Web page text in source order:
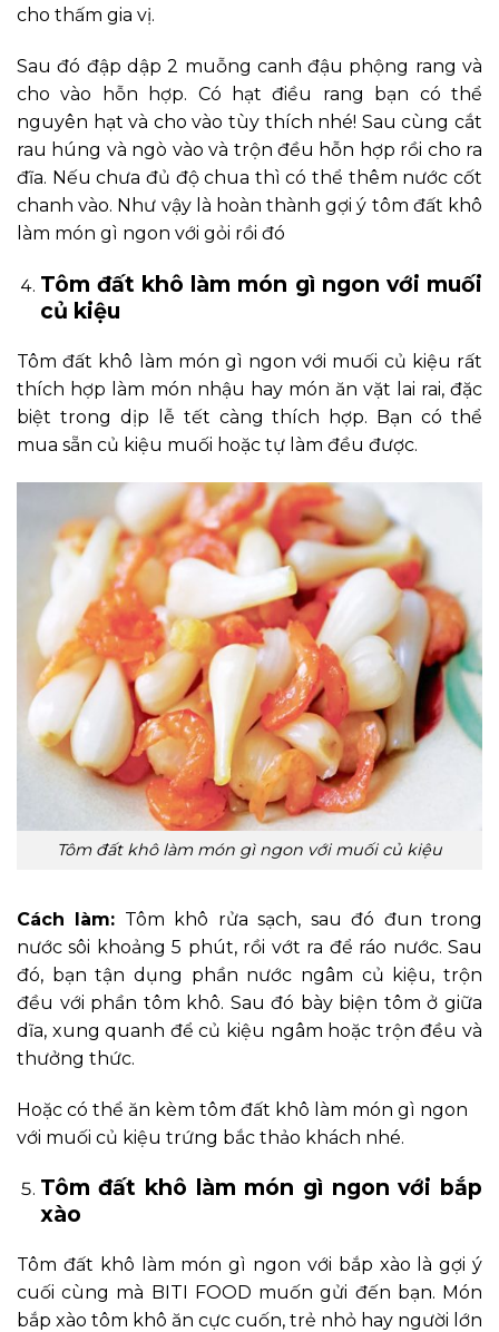
cho thấm gia vị.
Sau đó đập dập 2 muỗng canh đậu phộng rang và
cho vào hỗn hợp. Có hạt điều rang bạn có thể
nguyên hạt và cho vào tùy thích nhé! Sau cùng cắt
rau húng và ngò vào và trộn đều hỗn hợp rồi cho ra
đĩa. Nếu chưa đủ độ chua thì có thể thêm nước cốt
chanh vào. Như vậy là hoàn thành gợi ý tôm đất khô
làm món gì ngon với gỏi rồi đó
Tôm đất khô làm món gì ngon với muối
củ kiệu
Tôm đất khô làm món gì ngon với muối củ kiệu rất
thích hợp làm món nhậu hay món ăn vặt lai rai, đặc
biệt trong dịp lễ tết càng thích hợp. Bạn có thể
mua sẵn củ kiệu muối hoặc tự làm đều được.
Tôm đất khô làm món gì ngon với muối củ kiệu
Cách làm: Tôm khô rửa sạch, sau đó đun trong
nước sôi khoảng 5 phút, rồi vớt ra để ráo nước. Sau
đó, bạn tận dụng phần nước ngâm củ kiệu, trộn
đều với phần tôm khô. Sau đó bày biện tôm ở giữa
dĩa, xung quanh để củ kiệu ngâm hoặc trộn đều và
thưởng thức.
Hoặc có thể ăn kèm tôm đất khô làm món gì ngon
với muối củ kiệu trứng bắc thảo khách nhé.
Tôm đất khô làm món gì ngon với bắp
xào
Tôm đất khô làm món gì ngon với bắp xào là gợi ý
cuối cùng mà BITI FOOD muốn gửi đến bạn. Món
bắp xào tôm khô ăn cực cuốn, trẻ nhỏ hay người lớn